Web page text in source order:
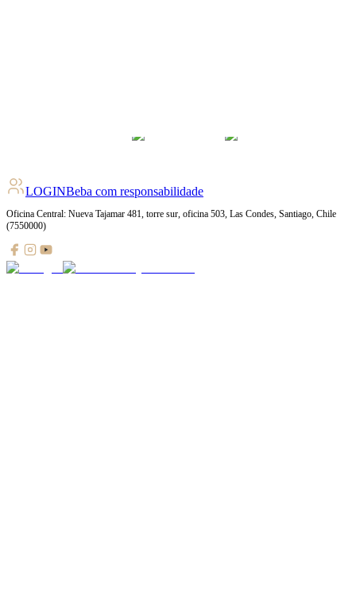
LOGINBeba com responsabilidade
Oficina Central: Nueva Tajamar 481, torre sur, oficina 503, Las Condes, Santiago, Chile
(7550000)